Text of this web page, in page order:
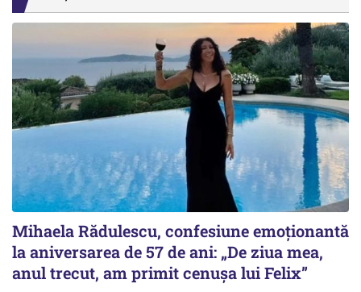
Mihaela Rădulescu, confesiune emoționantă
la aniversarea de 57 de ani: „De ziua mea,
anul trecut, am primit cenușa lui Felix”